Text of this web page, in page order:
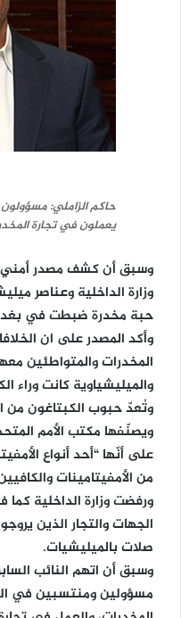
حاكم الزاملي:
يعملون في تجارة
وسبق أن كشف مصدر أمني
حبة مخدرة ضبطت في
وأكد المصدر على ان
المخدرات والمتواطئين
والميليشياوية كانت وراء
وتُعدّ حبوب الكبتاغون من
ويصنّفها مكتب الأمم
على أنّها “أحد أنواع
من الأمفيتامينات
ورفضت وزارة الداخلية كما
الجهات والتجار الذين
صلات بالميليشيات.
وسبق أن اتهم النائب
مسؤولين ومنتسبين في